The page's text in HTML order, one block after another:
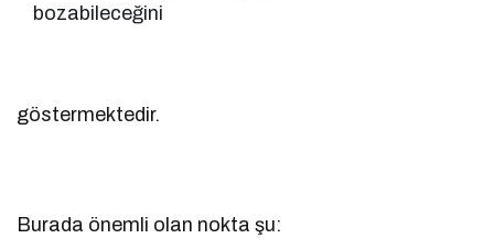
bozabileceğini
göstermektedir.
Burada önemli olan nokta şu: